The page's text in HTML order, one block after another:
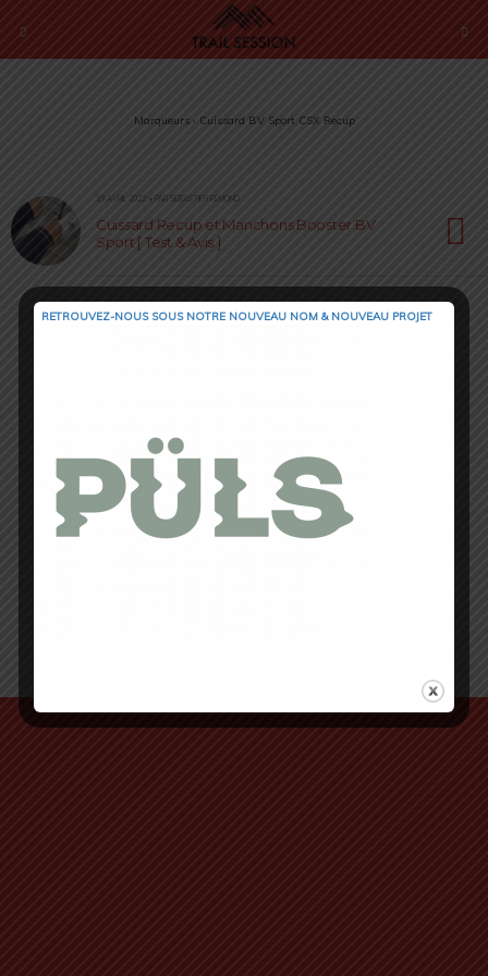
Marqueurs › Cuissard BV Sport CSX Recup
19 AVRIL 2022 • PAR SÉBASTIEN RÉMOND
Cuissard Recup et Manchons Booster BV
Sport [ Test & Avis ]
RETROUVEZ-NOUS SOUS NOTRE NOUVEAU NOM & NOUVEAU PROJET